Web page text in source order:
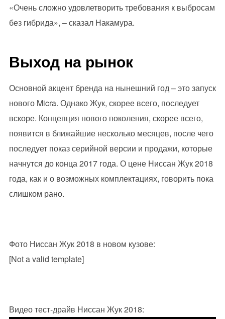
«Очень сложно удовлетворить требования к выбросам
без гибрида», – сказал Накамура.
Выход на рынок
Основной акцент бренда на нынешний год – это запуск
нового Micra. Однако Жук, скорее всего, последует
вскоре. Концепция нового поколения, скорее всего,
появится в ближайшие несколько месяцев, после чего
последует показ серийной версии и продажи, которые
начнутся до конца 2017 года. О цене Ниссан Жук 2018
года, как и о возможных комплектациях, говорить пока
слишком рано.
Фото Ниссан Жук 2018 в новом кузове:
[Not a valid template]
Видео тест-драйв Ниссан Жук 2018: